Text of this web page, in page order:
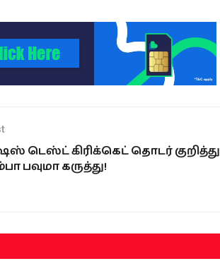
டெஸ்ட் கிரிக்கெட் தொடர் குறித்து
பவுமா கருத்து!